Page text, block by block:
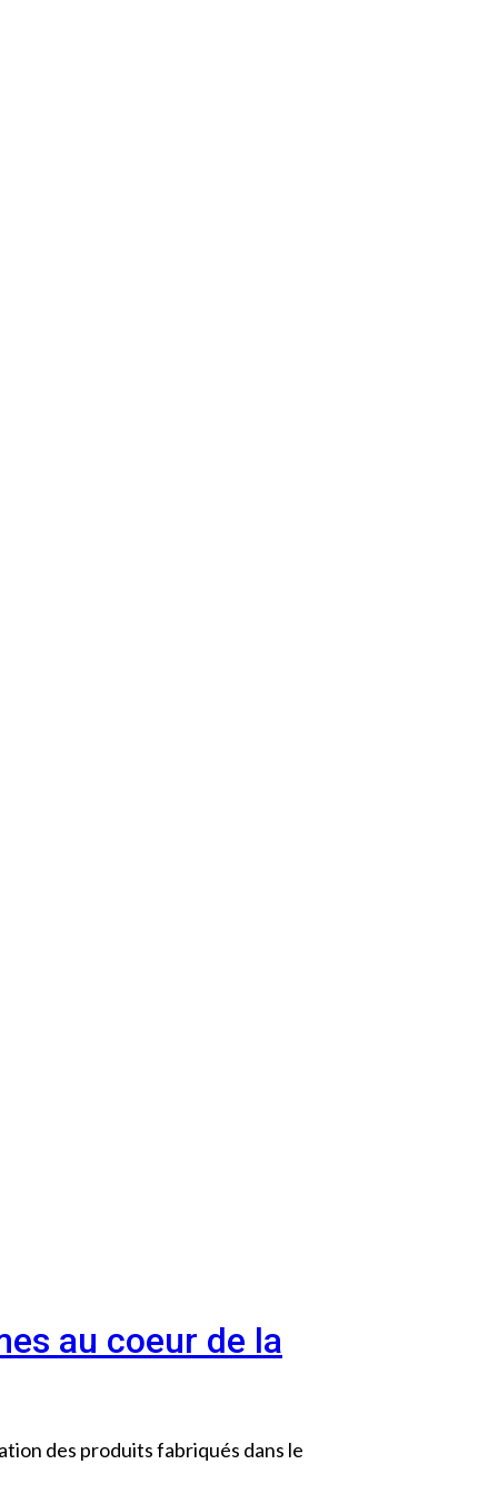
au coeur de la
des produits fabriqués dans le